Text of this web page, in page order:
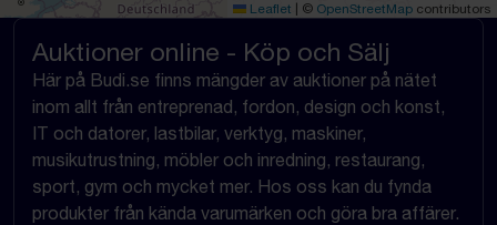
Leaflet © OpenStreetMap contributors
Auktioner online - Köp och Sälj
Här på Budi.se finns mängder av auktioner på nätet
inom allt från entreprenad, fordon, design och konst,
IT och datorer, lastbilar, verktyg, maskiner,
musikutrustning, möbler och inredning, restaurang,
sport, gym och mycket mer. Hos oss kan du fynda
produkter från kända varumärken och göra bra affärer.